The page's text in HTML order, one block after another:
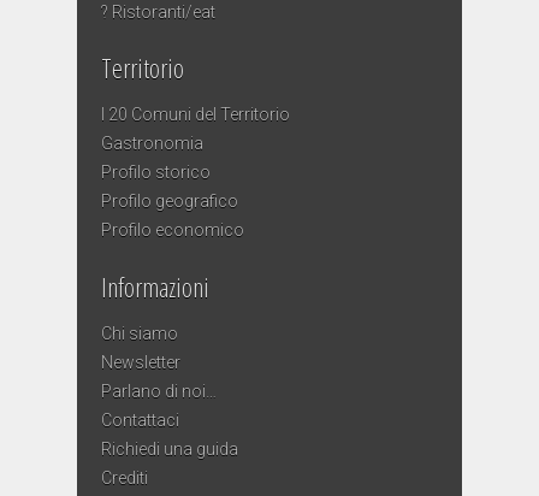
? Ristoranti/eat
Territorio
I 20 Comuni del Territorio
Gastronomia
Profilo storico
Profilo geografico
Profilo economico
Informazioni
Chi siamo
Newsletter
Parlano di noi…
Contattaci
Richiedi una guida
Crediti